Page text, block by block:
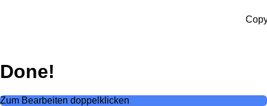
Done!
Zum Bearbeiten doppelklicken